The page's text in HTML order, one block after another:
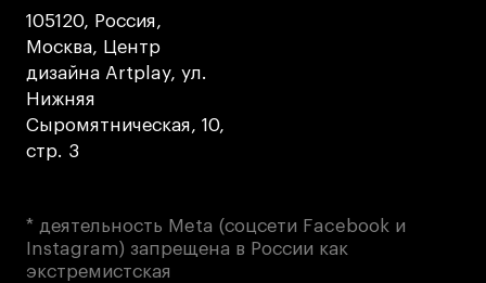
105120, Россия,
Москва, Центр
дизайна Artplay, ул.
Нижняя
Сыромятническая, 10,
стр. 3
* деятельность Meta (соцсети Facebook и
Instagram) запрещена в России как
экстремистская